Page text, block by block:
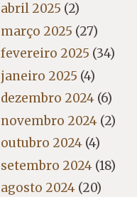
abril 2025 (2)
março 2025 (27)
fevereiro 2025 (34)
janeiro 2025 (4)
dezembro 2024(6)
novembro 2024(2)
outubro 2024(4)
setembro 2024(18)
agosto 2024(20)